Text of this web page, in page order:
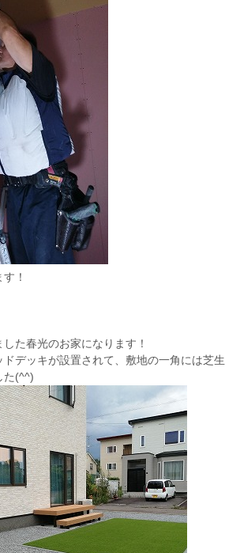
！
た春光のお家になります！
デッキが設置されて、敷地の一角には芝生
た(^^)